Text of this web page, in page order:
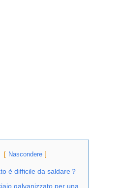
Nascondere
è difficile da saldare？
galvanizzato per una